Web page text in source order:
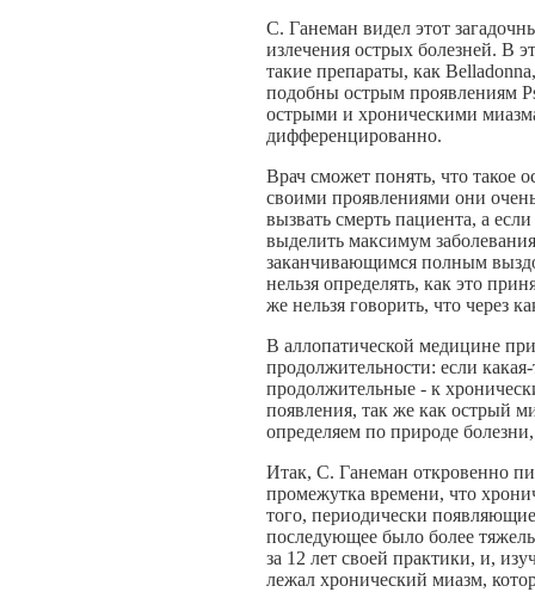
С. Ганеман видел этот
излечения острых болезней. В
такие препараты, как
подобны острым проявлениям
острыми и хроническими
дифференцированно.
Врач сможет понять, что такое
своими проявлениями они
вызвать смерть пациента, а
выделить максимум
заканчивающимся полным
нельзя определять, как это
же нельзя говорить, что через
В аллопатической медицине
продолжительности: если
продолжительные - к
появления, так же как острый
определяем по природе
Итак, С. Ганеман откровенно
промежутка времени, что
того, периодически
последующее было более
за 12 лет своей практики, и,
лежал хронический миазм,